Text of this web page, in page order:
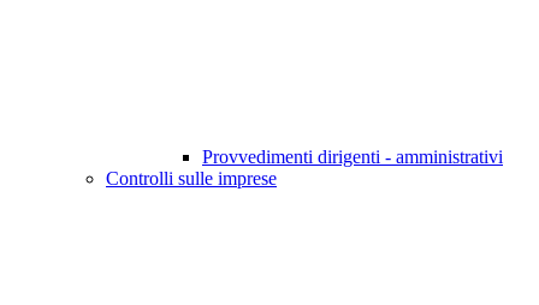
Provvedimenti dirigenti - amministrativi
Controlli sulle imprese